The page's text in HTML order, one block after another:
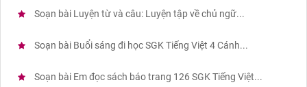
Soạn bài Luyện từ và câu: Luyện tập về chủ ngữ...
Soạn bài Buổi sáng đi học SGK Tiếng Việt 4 Cánh...
Soạn bài Em đọc sách báo trang 126 SGK Tiếng Việt...